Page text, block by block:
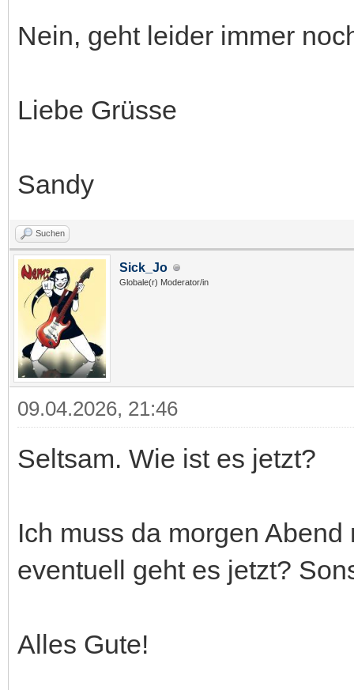
Nein, geht leider immer
Liebe Grüsse
Sandy
Suchen
Sick_Jo
Globale(r) Moderator/in
09.04.2026, 21:46
Seltsam. Wie ist es jetzt?
Ich muss da morgen
eventuell geht es jetzt?
Alles Gute!